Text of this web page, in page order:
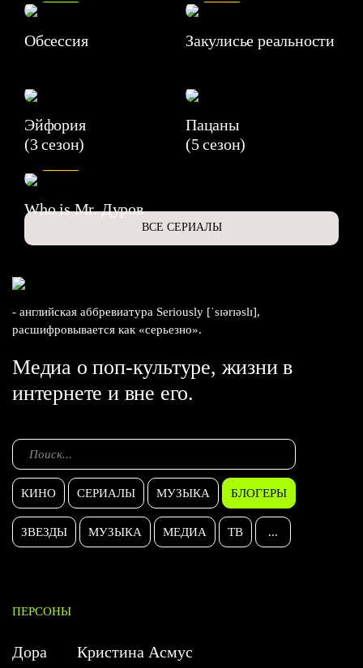
Обсессия Закулисье реальности
Эйфория
(3 сезон)
Пацаны
(5 сезон)
Who is Mr. Дуров
ВСЕ СЕРИАЛЫ
- английская аббревиатура Seriously [ˈsɪərɪəslɪ],
расшифровывается как «серьезно».
Медиа о поп-культуре, жизни в
интернете и вне его.
КИНО СЕРИАЛЫ МУЗЫКА БЛОГЕРЫ
ЗВЕЗДЫ МУЗЫКА МЕДИА ТВ ...
ПЕРСОНЫ
Дора
Кристина Асмус